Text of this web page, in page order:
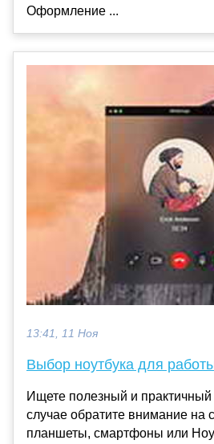
Оформление ...
13:41, 11 Ноя
Выбор ноутбука для
Ищете полезный и
случае обратите внимание на
планшеты, смартфоны или